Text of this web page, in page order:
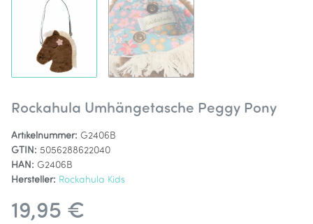
Rockahula Umhängetasche Peggy Pony
Artikelnummer: G2406B
GTIN: 5056288622040
HAN: G2406B
Hersteller: Rockahula Kids
19,95 €